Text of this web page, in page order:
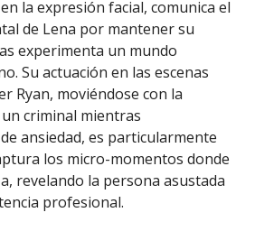
la expresión facial, comunica el
de Lena por mantener su
experimenta un mundo
Su actuación en las escenas
Ryan, moviéndose con la
criminal mientras
ansiedad, es particularmente
los micro-momentos donde
revelando la persona asustada
profesional.